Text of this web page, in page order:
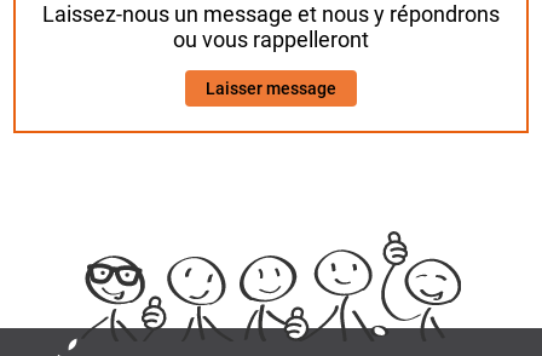
Laissez-nous un message et nous y répondrons
ou vous rappelleront
Laisser message